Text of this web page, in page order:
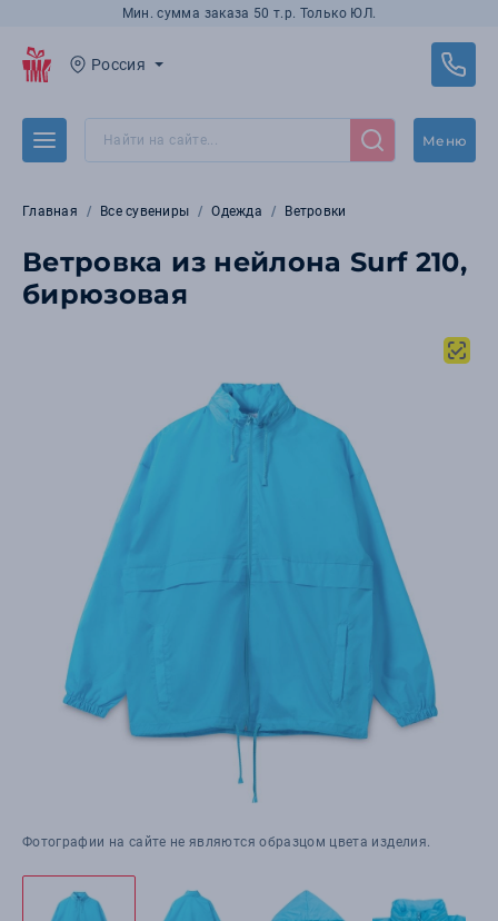
Мин. сумма заказа 50 т.р. Только ЮЛ.
Россия
Меню
Главная Все сувениры Одежда Ветровки
Ветровка из нейлона Surf 210,
бирюзовая
Фотографии на сайте не являются образцом цвета изделия.